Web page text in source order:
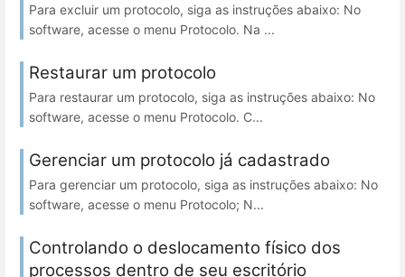
Para excluir um protocolo, siga as instruções abaixo: No
software, acesse o menu Protocolo. Na ...
Restaurar um protocolo
Para restaurar um protocolo, siga as instruções abaixo: No
software, acesse o menu Protocolo. C...
Gerenciar um protocolo já cadastrado
Para gerenciar um protocolo, siga as instruções abaixo: No
software, acesse o menu Protocolo; N...
Controlando o deslocamento físico dos
processos dentro de seu escritório